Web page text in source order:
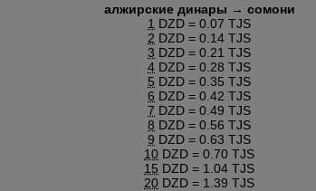
алжирские динары → сомони
1 DZD = 0.07 TJS
2 DZD = 0.14 TJS
3 DZD = 0.21 TJS
4 DZD = 0.28 TJS
5 DZD = 0.35 TJS
6 DZD = 0.42 TJS
7 DZD = 0.49 TJS
8 DZD = 0.56 TJS
9 DZD = 0.63 TJS
10 DZD = 0.70 TJS
15 DZD = 1.04 TJS
20 DZD = 1.39 TJS